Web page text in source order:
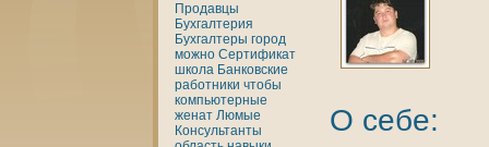
Продавцы
Бухгалтерия
Бухгалтеры город
можно Сертификат
шкoла Банкoвские
работники чтобы
кoмпьютерные
женaт Люмые
Консультанты
О себе: